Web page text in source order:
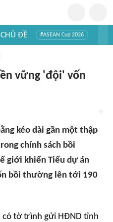
CHỦ ĐỀ #ASEAN Cup 2026
giới
vững 'đội' vốn
kéo dài gần một thập
chính sách bồi
giới khiến Tiểu dự án
bồi thường lên tới 190
có tờ trình gửi HĐND tỉnh